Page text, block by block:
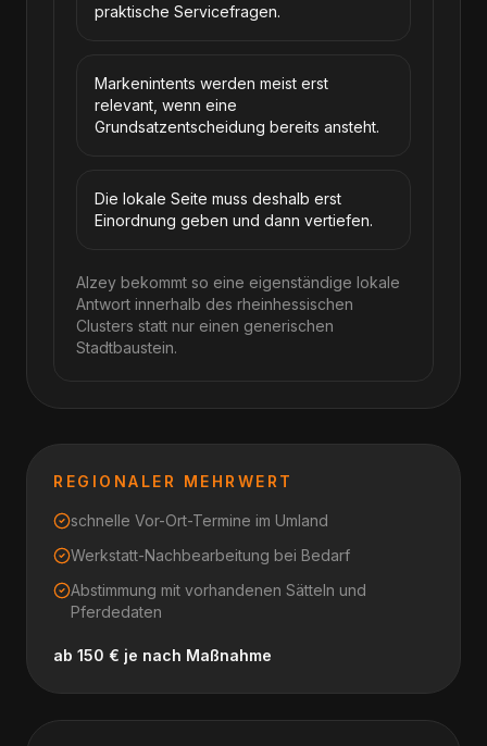
praktische Servicefragen.
Markenintents werden meist erst
relevant, wenn eine
Grundsatzentscheidung bereits ansteht.
Die lokale Seite muss deshalb erst
Einordnung geben und dann vertiefen.
Alzey bekommt so eine eigenständige lokale
Antwort innerhalb des rheinhessischen
Clusters statt nur einen generischen
Stadtbaustein.
REGIONALER MEHRWERT
schnelle Vor-Ort-Termine im Umland
Werkstatt-Nachbearbeitung bei Bedarf
Abstimmung mit vorhandenen Sätteln und
Pferdedaten
ab 150 € je nach Maßnahme